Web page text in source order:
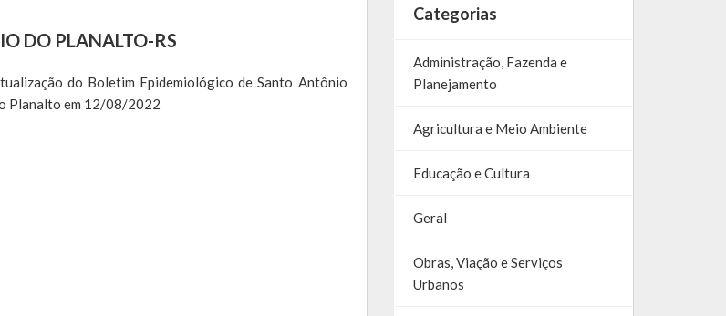
DO PLANALTO-RS
do Boletim Epidemiológico de Santo Antônio
Planalto em 12/08/2022
Categorias
Administração, Fazenda e
Planejamento
Agricultura e Meio Ambiente
Educação e Cultura
Geral
Obras, Viação e Serviços
Urbanos